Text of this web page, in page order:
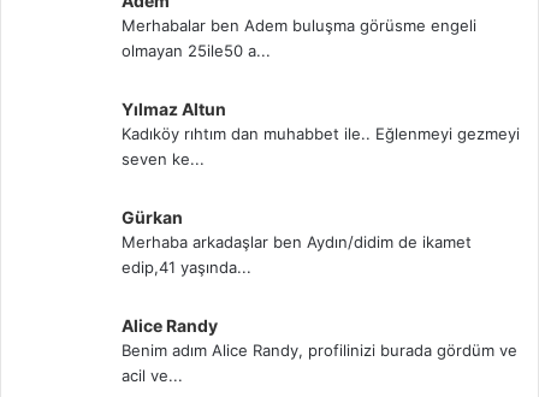
Merhabalar ben Adem buluşma görüsme engeli
olmayan 25ile50 a...
Yılmaz Altun
Kadıköy rıhtım dan muhabbet ile.. Eğlenmeyi gezmeyi
seven ke...
Gürkan
Merhaba arkadaşlar ben Aydın/didim de ikamet
edip,41 yaşında...
Alice Randy
Benim adım Alice Randy, profilinizi burada gördüm ve
acil ve...